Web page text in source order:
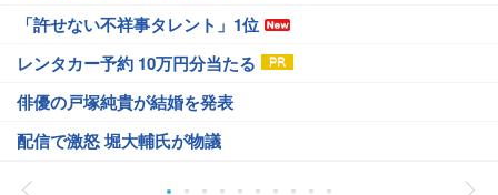
「許せない不祥事タレント」1位
レンタカー予約 10万円分当たる
俳優の戸塚純貴が結婚を発表
配信で激怒 堀大輔氏が物議